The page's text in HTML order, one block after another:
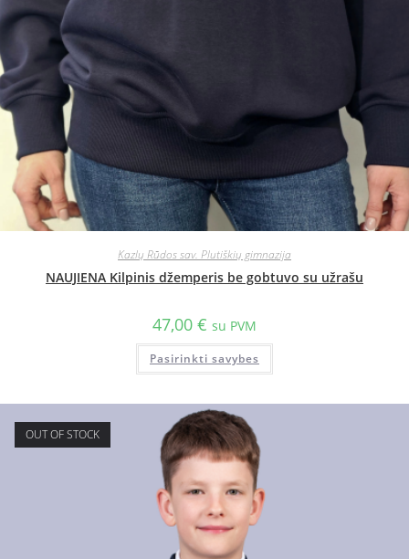
Kazlų Rūdos sav. Plutiškių gimnazija
NAUJIENA Kilpinis džemperis be gobtuvo su užrašu
47,00 € su PVM
Pasirinkti savybes
OUT OF STOCK